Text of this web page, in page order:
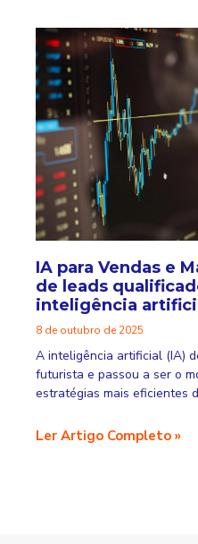
IA para Vendas e
de leads
inteligência
8 de outubro de 2025
A inteligência artificial (IA)
futurista e passou a ser o
estratégias mais eficientes
Ler Artigo Completo »